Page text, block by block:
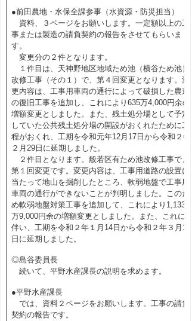
●前田農地・水保全課参事（水資源・防災担当）
資料、３ページをお願いします。一定額以上の工
事または製造の請負契約の報告をさせてもらいま
す。
変更分の２件となります。
１件目は、天神野地区地域ため池（横谷ため池）
改修工事（その１）で、第４回変更となります。変
更内容は、工事用車両の通行によって破損した農道
の復旧工事を追加し、これにより635万4,000円余の
増額変更としました。また、残土処分場として予定
していた公共残土処分場の開設がおくれたために工
程がおくれ、工期を令和元年12月17日から令和２年
２月29日に延期しました。
２件目となります。般若区有ため池改修工事で、
第１回変更です。変更内容は、工事用道路の設置に
当たって地山を掘削したところ、軟弱地盤で工事用
車両の通行ができないことが判明しました。このた
め軟弱地盤対策工事を追加して、これにより1,133
万9,000円余の増額変更としました。また、これに
伴い、工期を令和２年１月14日から令和２年３月19
日に延期しました。
◎島谷委員長
続いて、平野水産課長の説明を求めます。
●平野水産課長
では、資料２ページをお願いします。工事の請負
契約の報告です。